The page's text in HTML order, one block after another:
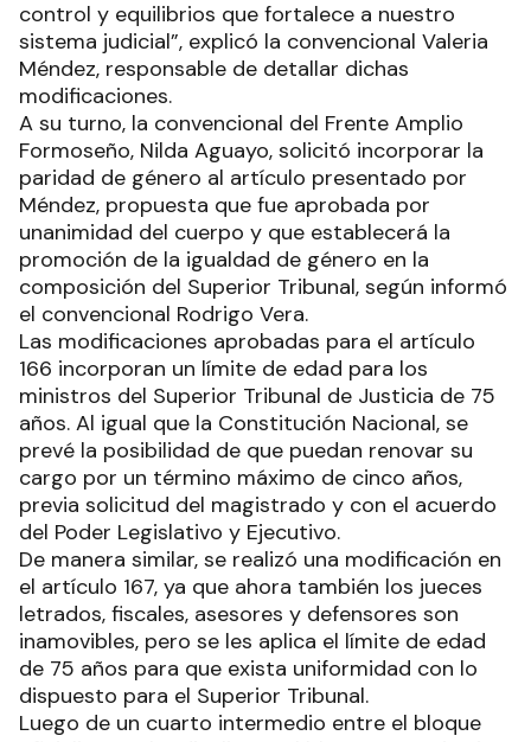
control y equilibrios que fortalece a nuestro
sistema judicial”, explicó la convencional Valeria
Méndez, responsable de detallar dichas
modificaciones.
A su turno, la convencional del Frente Amplio
Formoseño, Nilda Aguayo, solicitó incorporar la
paridad de género al artículo presentado por
Méndez, propuesta que fue aprobada por
unanimidad del cuerpo y que establecerá la
promoción de la igualdad de género en la
composición del Superior Tribunal, según informó
el convencional Rodrigo Vera.
Las modificaciones aprobadas para el artículo
166 incorporan un límite de edad para los
ministros del Superior Tribunal de Justicia de 75
años. Al igual que la Constitución Nacional, se
prevé la posibilidad de que puedan renovar su
cargo por un término máximo de cinco años,
previa solicitud del magistrado y con el acuerdo
del Poder Legislativo y Ejecutivo.
De manera similar, se realizó una modificación en
el artículo 167, ya que ahora también los jueces
letrados, fiscales, asesores y defensores son
inamovibles, pero se les aplica el límite de edad
de 75 años para que exista uniformidad con lo
dispuesto para el Superior Tribunal.
Luego de un cuarto intermedio entre el bloque